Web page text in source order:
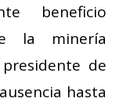
beneficio
la minería
de
hasta